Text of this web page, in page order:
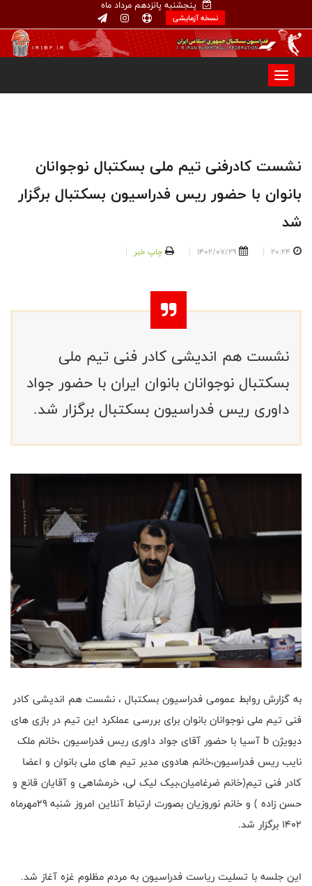
پنجشنبه پانزدهم مرداد ماه
نسخه آزمایشی
نشست کادرفنی تیم ملی بسکتبال نوجوانان
بانوان با حضور ریس فدراسیون بسکتبال برگزار
شد
20:24
1402/07/29 چاپ خبر
نشست هم اندیشی کادر فنی تیم ملی
بسکتبال نوجوانان‌ بانوان ایران با حضور جواد
داوری ریس فدراسیون بسکتبال برگزار شد.
به گزارش روابط عمومی فدراسیون بسکتبال ، نشست هم اندیشی کادر
فنی تیم ملی نوجوانان بانوان برای بررسی عملکرد این تیم در بازی های
دیویژن b آسیا با حضور آقای جواد داوری ریس فدراسیون ،خانم ملک
نایب ریس فدراسیون،خانم هادوی مدیر تیم های ملی بانوان و اعضا
کادر فنی تیم(خانم ضرغامیان،بیک لیک لی، خرمشاهی و آقایان قانع و
حسن زاده ) و خانم نوروزیان بصورت ارتباط آنلاین امروز شنبه ۲۹مهرماه
۱۴۰۲ برگزار شد.
این جلسه با تسلیت ریاست فدراسیون به مردم مظلوم غزه آغاز شد.